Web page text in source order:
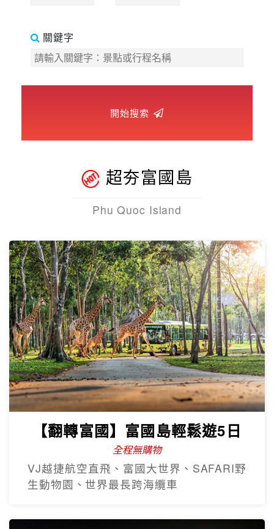
歐洲之旅
關鍵字
開始搜索
超夯富國島
Phu Quoc Island
【翻轉富國】富國島輕鬆遊5日
全程無購物
VJ越捷航空直飛、富國大世界、SAFARI野
生動物園、世界最長跨海纜車